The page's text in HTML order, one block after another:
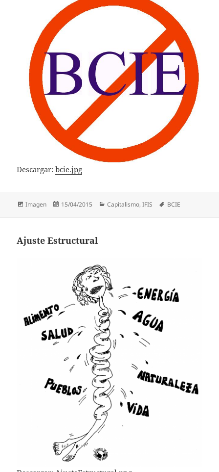
Descargar:bcie.jpg
Formato
Imagen
Publicado
15/04/2015 Categorías
Capitalismo,IFIS Etiquetas
BCIE
Ajuste Estructural